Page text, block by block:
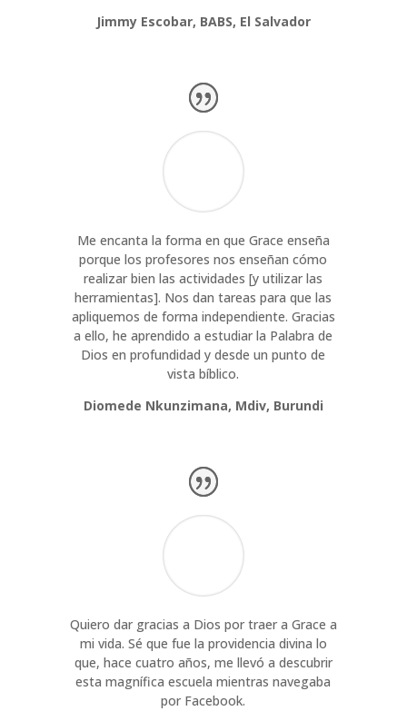
Jimmy Escobar, BABS, El Salvador
Me encanta la forma en que Grace enseña
porque los profesores nos enseñan cómo
realizar bien las actividades [y utilizar las
herramientas]. Nos dan tareas para que las
apliquemos de forma independiente. Gracias
a ello, he aprendido a estudiar la Palabra de
Dios en profundidad y desde un punto de
vista bíblico.
Diomede Nkunzimana, Mdiv, Burundi
Quiero dar gracias a Dios por traer a Grace a
mi vida. Sé que fue la providencia divina lo
que, hace cuatro años, me llevó a descubrir
esta magnífica escuela mientras navegaba
por Facebook.